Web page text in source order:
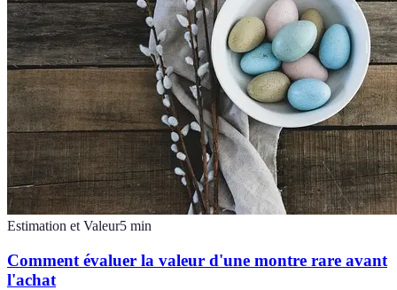
Estimation et Valeur5 min
Comment évaluer la valeur d'une montre rare avant
l'achat